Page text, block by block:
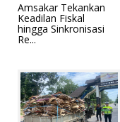
Amsakar Tekankan
Keadilan Fiskal
hingga Sinkronisasi
Re...